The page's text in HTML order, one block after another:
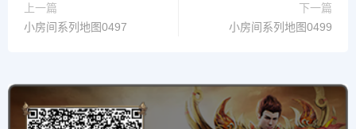
上一篇
小房间系列地图0497
下一篇
小房间系列地图0499